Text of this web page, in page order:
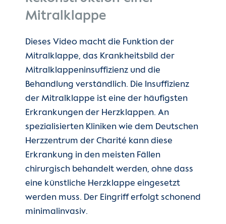
Mitralklappe
Dieses Video macht die Funktion der
Mitralklappe, das Krankheitsbild der
Mitralklappeninsuffizienz und die
Behandlung verständlich. Die Insuffizienz
der Mitralklappe ist eine der häufigsten
Erkrankungen der Herzklappen. An
spezialisierten Kliniken wie dem Deutschen
Herzzentrum der Charité kann diese
Erkrankung in den meisten Fällen
chirurgisch behandelt werden, ohne dass
eine künstliche Herzklappe eingesetzt
werden muss. Der Eingriff erfolgt schonend
minimalinvasiv.